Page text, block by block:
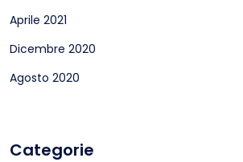
Aprile 2021
Dicembre 2020
Agosto 2020
Categorie